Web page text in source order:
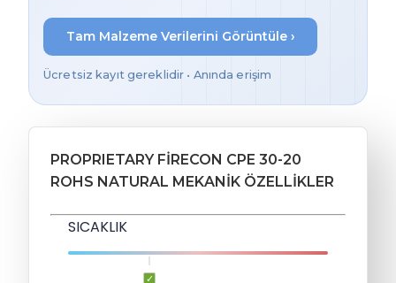
Tam Malzeme Verilerini Görüntüle ›
Ücretsiz kayıt gereklidir • Anında erişim
PROPRIETARY FIRECON CPE 30-20
ROHS NATURAL MEKANIK ÖZELLIKLER
SICAKLIK